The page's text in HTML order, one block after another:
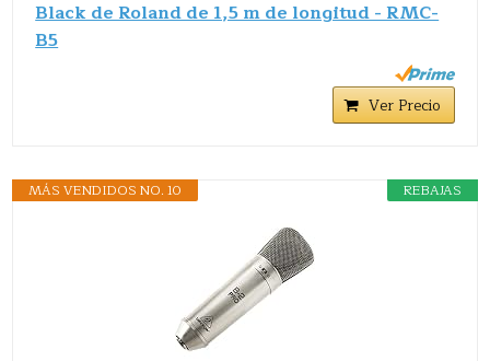
Black de Roland de 1,5 m de longitud - RMC-
B5
Ver Precio
REBAJAS
MÁS VENDIDOS NO. 10